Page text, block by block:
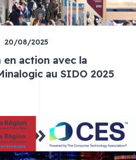
20/08/2025
en action avec la
au SIDO 2025